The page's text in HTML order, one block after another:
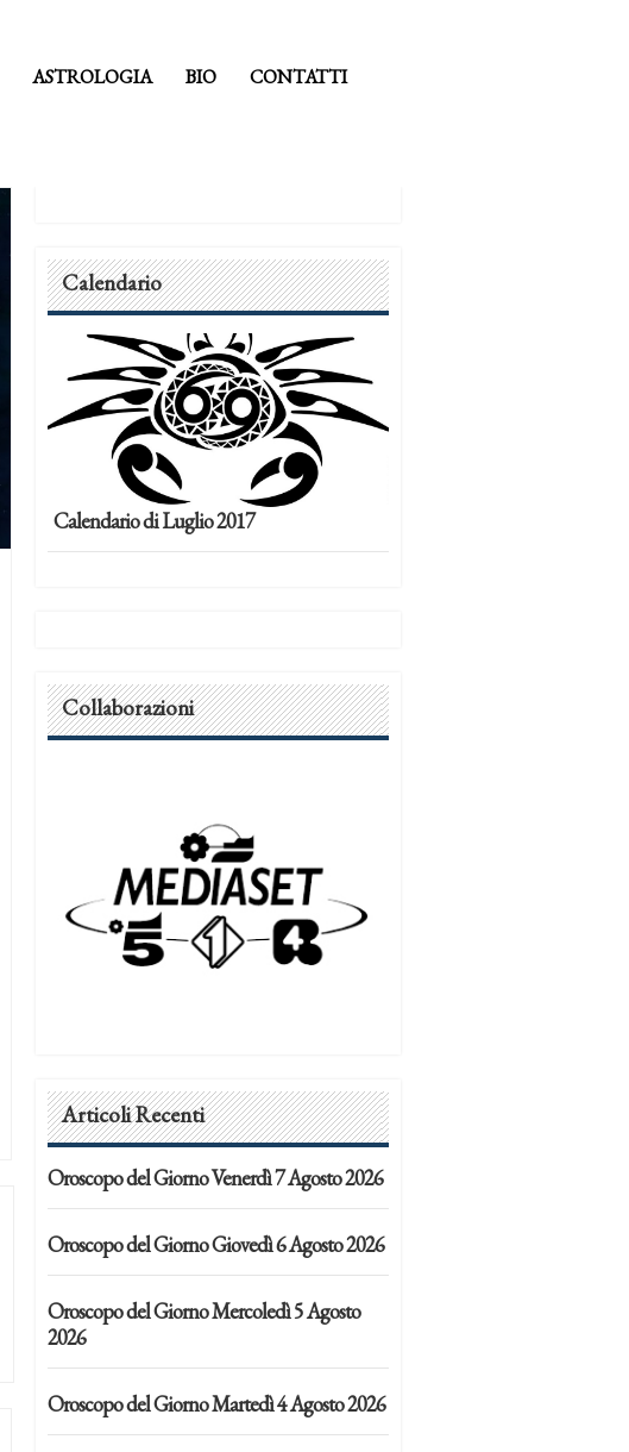
ASTROLOGIA BIO CONTATTI
Calendario
Calendario di Luglio 2017
Collaborazioni
Articoli Recenti
Oroscopo del Giorno Venerdì 7 Agosto 2026
Oroscopo del Giorno Giovedì 6 Agosto 2026
Oroscopo del Giorno Mercoledì 5 Agosto
2026
Oroscopo del Giorno Martedì 4 Agosto 2026